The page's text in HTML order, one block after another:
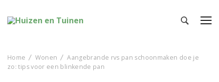
Home Wonen
Aangebrande rvs pan schoonmaken doe je
zo: tips voor een blinkende pan